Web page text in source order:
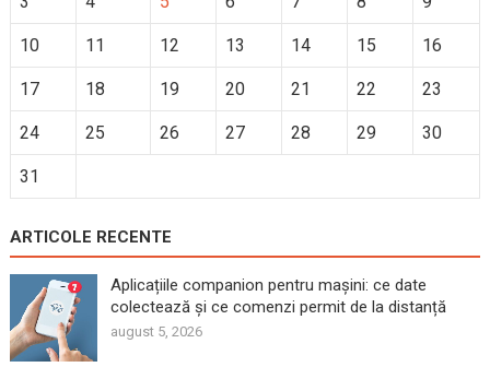
10 11 12 13 14 15 16
17 18 19 20 21 22 23
24 25 26 27 28 29 30
31
ARTICOLE RECENTE
Aplicațiile companion pentru mașini: ce date
colectează și ce comenzi permit de la distanță
august 5, 2026